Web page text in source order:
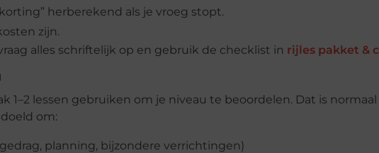
herberekend als je vroeg stopt.
zijn.
alles schriftelijk op en gebruik de checklist in rijles pakket &
1–2 lessen gebruiken om je niveau te beoordelen. Dat is
om:
planning, bijzondere verrichtingen)